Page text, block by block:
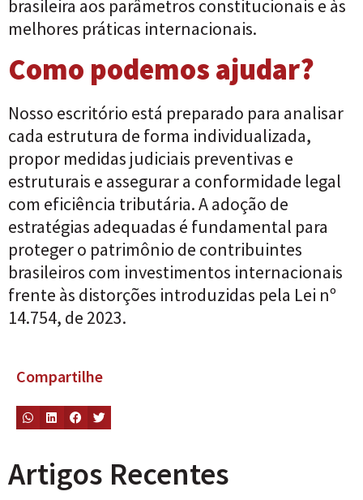
brasileira aos parâmetros constitucionais e às
melhores práticas internacionais.
Como podemos ajudar?
Nosso escritório está preparado para analisar
cada estrutura de forma individualizada,
propor medidas judiciais preventivas e
estruturais e assegurar a conformidade legal
com eficiência tributária. A adoção de
estratégias adequadas é fundamental para
proteger o patrimônio de contribuintes
brasileiros com investimentos internacionais
frente às distorções introduzidas pela Lei nº
14.754, de 2023.
Compartilhe
Artigos Recentes